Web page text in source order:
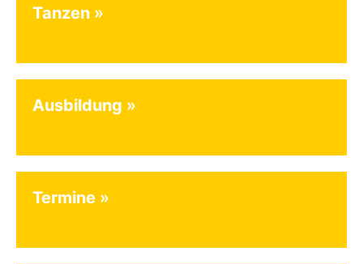
Tanzen
Ausbildung
Termine